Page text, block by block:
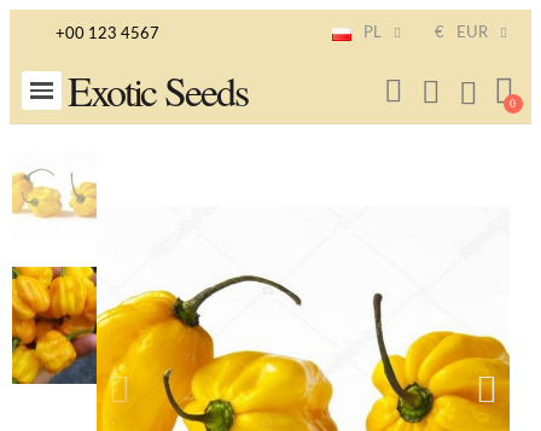
+00 123 4567 PL € EUR
Exotic Seeds